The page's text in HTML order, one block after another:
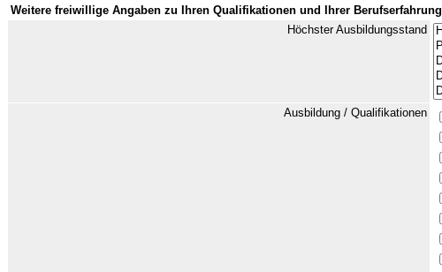
Weitere freiwillige Angaben zu Ihren Qualifikationen und Ihrer Berufserfahrung
Höchster Ausbildungsstand
Ausbildung / Qualifikationen